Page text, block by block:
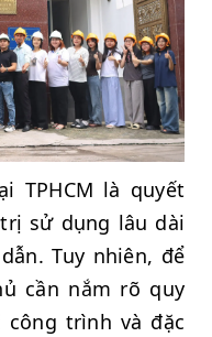
TPHCM là quyết
sử dụng lâu dài
Tuy nhiên, để
cần nắm rõ quy
trình và đặc